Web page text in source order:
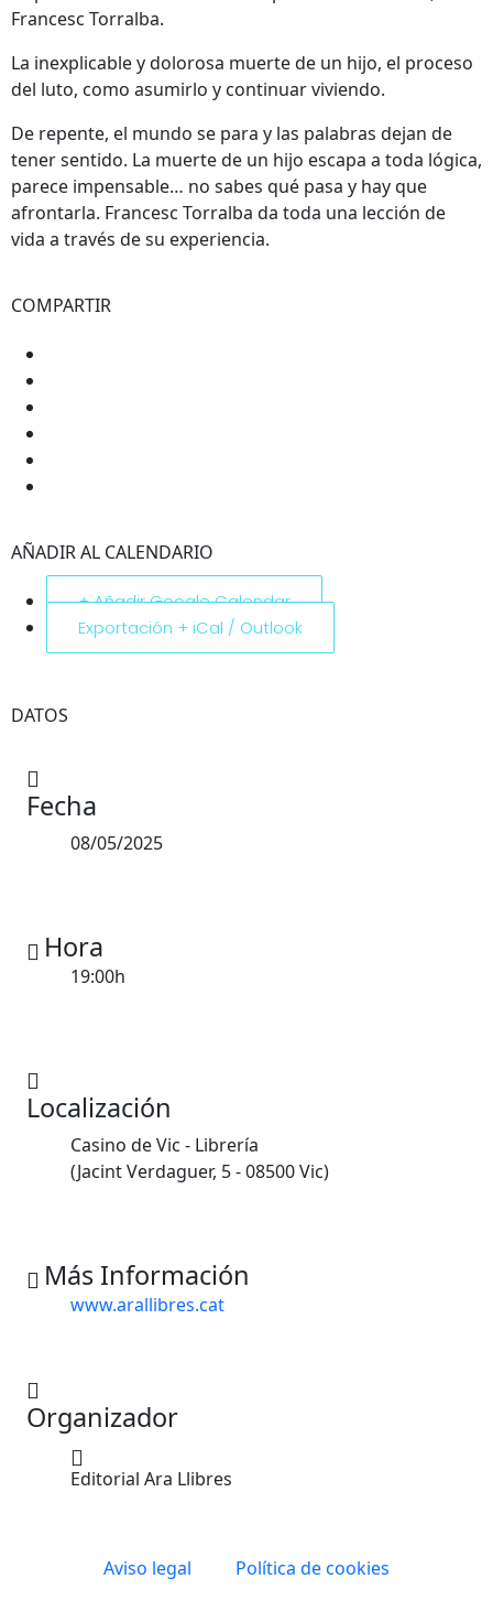
Francesc Torralba.
La inexplicable y dolorosa muerte de un hijo, el proceso
del luto, como asumirlo y continuar viviendo.
De repente, el mundo se para y las palabras dejan de
tener sentido. La muerte de un hijo escapa a toda lógica,
parece impensable… no sabes qué pasa y hay que
afrontarla. Francesc Torralba da toda una lección de
vida a través de su experiencia.
COMPARTIR
AÑADIR AL CALENDARIO
+ Añadir Google Calendar
Exportación + iCal / Outlook
DATOS
Fecha
08/05/2025
Hora
19:00h
Localización
Casino de Vic - Librería
(Jacint Verdaguer, 5 - 08500 Vic)
Más Información
www.arallibres.cat
Organizador
Editorial Ara Llibres
Aviso legal Política de cookies